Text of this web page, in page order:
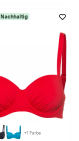
Nachhaltig
+1 Farbe